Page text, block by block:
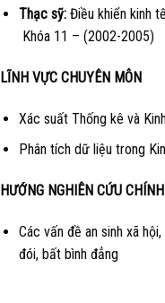
Thạc sỹ: Điều khiển kinh
Khóa 11 – (2002-2005)
LĨNH VỰC CHUYÊN MÔN
Xác suất Thống kê và
Phân tích dữ liệu trong
HƯỚNG NGHIÊN CỨU CHÍNH
Các vấn đề an sinh xã
đói, bất bình đẳng